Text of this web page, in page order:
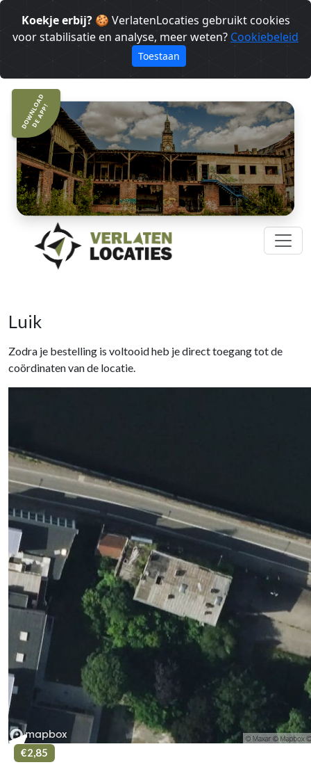
Koekje erbij?🍪 VerlatenLocaties gebruikt cookies
voor stabilisatie en analyse, meer weten? Cookiebeleid
Toestaan
DOWNLOAD
DE APP!
Luik
Zodra je bestelling is voltooid heb je direct toegang tot de
coördinaten van de locatie.
€2,85